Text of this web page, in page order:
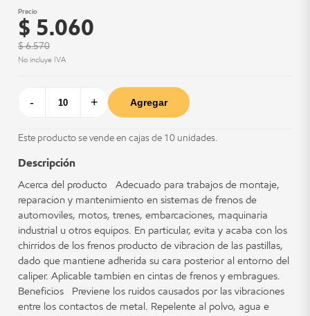
Precio
$ 5.060
$ 6.570
No incluye IVA
- + Agregar
Este producto se vende en cajas de 10 unidades.
Descripción
Acerca del producto Adecuado para trabajos de montaje,
reparación y mantenimiento en sistemas de frenos de
automoviles, motos, trenes, embarcaciones, maquinaria
industrial u otros equipos. En particular, evita y acaba con los
chirridos de los frenos producto de vibración de las pastillas,
dado que mantiene adherida su cara posterior al entorno del
caliper. Aplicable también en cintas de frenos y embragues.
Beneficios Previene los ruidos causados por las vibraciones
entre los contactos de metal. Repelente al polvo, agua e